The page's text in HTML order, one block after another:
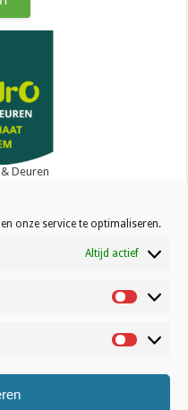
onze service te optimaliseren.
Altijd actief
Statistisch
Deuren